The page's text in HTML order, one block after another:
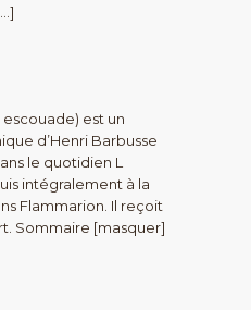
escouade) est un
d’Henri Barbusse
le quotidien L
intégralement à la
Flammarion. Il reçoit
Sommaire [masquer]